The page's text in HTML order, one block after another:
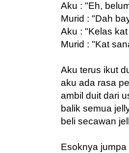
Aku : "Eh,
Murid : "Dah
Aku : "Kelas
Murid : "Kat
Aku terus ikut
aku ada rasa
ambil duit dari
balik semua
beli secawan
Esoknya